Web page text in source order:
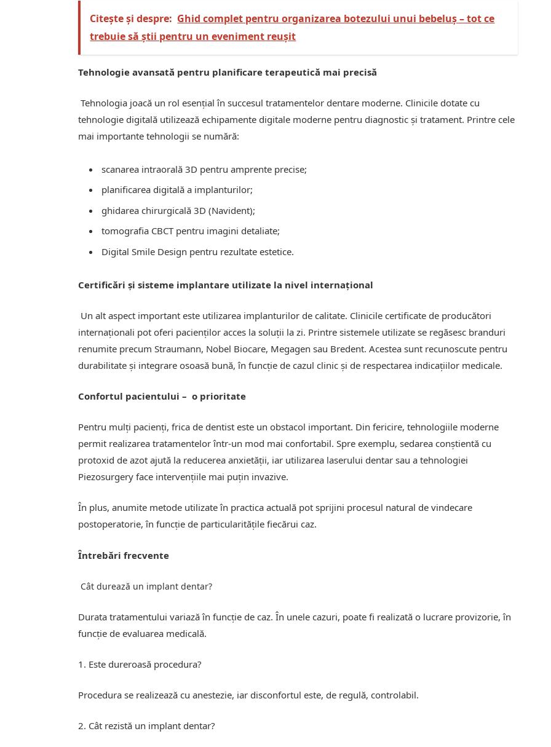
Citește și despre: Ghid complet pentru organizarea botezului unui bebeluș – tot ce
trebuie să știi pentru un eveniment reușit
Tehnologie avansată pentru planificare terapeutică mai precisă
Tehnologia joacă un rol esențial în succesul tratamentelor dentare moderne. Clinicile dotate cu
tehnologie digitală utilizează echipamente digitale moderne pentru diagnostic și tratament. Printre cele
mai importante tehnologii se numără:
scanarea intraorală 3D pentru amprente precise;
planificarea digitală a implanturilor;
ghidarea chirurgicală 3D (Navident);
tomografia CBCT pentru imagini detaliate;
Digital Smile Design pentru rezultate estetice.
Certificări și sisteme implantare utilizate la nivel internațional
Un alt aspect important este utilizarea implanturilor de calitate. Clinicile certificate de producători
internaționali pot oferi pacienților acces la soluții la zi. Printre sistemele utilizate se regăsesc branduri
renumite precum Straumann, Nobel Biocare, Megagen sau Bredent. Acestea sunt recunoscute pentru
durabilitate și integrare osoasă bună, în funcție de cazul clinic și de respectarea indicațiilor medicale.
Confortul pacientului – o prioritate
Pentru mulți pacienți, frica de dentist este un obstacol important. Din fericire, tehnologiile moderne
permit realizarea tratamentelor într-un mod mai confortabil. Spre exemplu, sedarea conștientă cu
protoxid de azot ajută la reducerea anxietății, iar utilizarea laserului dentar sau a tehnologiei
Piezosurgery face intervențiile mai puțin invazive.
În plus, anumite metode utilizate în practica actuală pot sprijini procesul natural de vindecare
postoperatorie, în funcție de particularitățile fiecărui caz.
Întrebări frecvente
Cât durează un implant dentar?
Durata tratamentului variază în funcție de caz. În unele cazuri, poate fi realizată o lucrare provizorie, în
funcție de evaluarea medicală.
1. Este dureroasă procedura?
Procedura se realizează cu anestezie, iar disconfortul este, de regulă, controlabil.
2. Cât rezistă un implant dentar?